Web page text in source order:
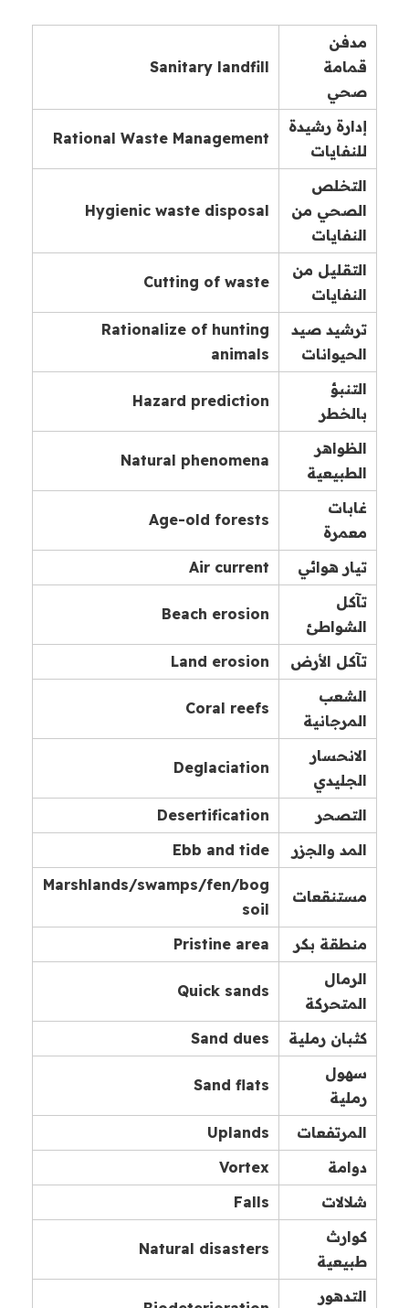
مدفن
قمامة
صحي
Sanitary landfill
إدارة رشيدة
للنفايات
Rational Waste Management
التخلص
الصحي من
النفايات
Hygienic waste disposal
التقليل من
النفايات
Cutting of waste
ترشيد صيد
الحيوانات
Rationalize of hunting
animals
التنبؤ
بالخطر
Hazard prediction
الظواهر
الطبيعية
Natural phenomena
غابات
معمرة
Age-old forests
تيار هوائي
Air current
تآكل
الشواطئ
Beach erosion
تآكل الأرض
Land erosion
الشعب
المرجانية
Coral reefs
الانحسار
الجليدي
Deglaciation
التصحر
Desertification
المد والجزر
Ebb and tide
مستنقعات
Marshlands/swamps/fen/bog
soil
منطقة بكر
Pristine area
الرمال
المتحركة
Quick sands
كثبان رملية
Sand dues
سهول
رملية
Sand flats
المرتفعات
Uplands
دوامة
Vortex
شلالات
Falls
كوارث
طبيعية
Natural disasters
التدهور